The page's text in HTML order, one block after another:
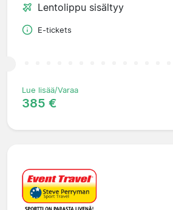
Lentolippu sisältyy
E-tickets
Lue lisää/Varaa
385 €